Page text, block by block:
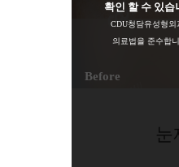
확인 할 수 있습
CDU청담유성형외
의료법을 준수합
Before
눈